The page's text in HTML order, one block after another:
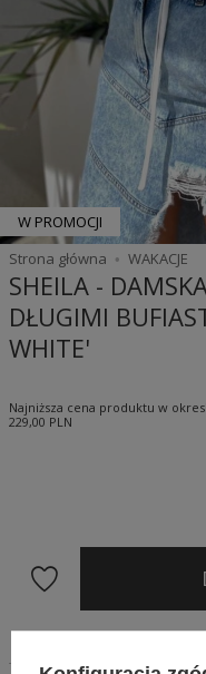
W PROMOCJI
Strona główna
WAKACJE
SHEILA -
DŁUGIMI
WHITE'
Najniższa cena produktu w
229,00 PLN